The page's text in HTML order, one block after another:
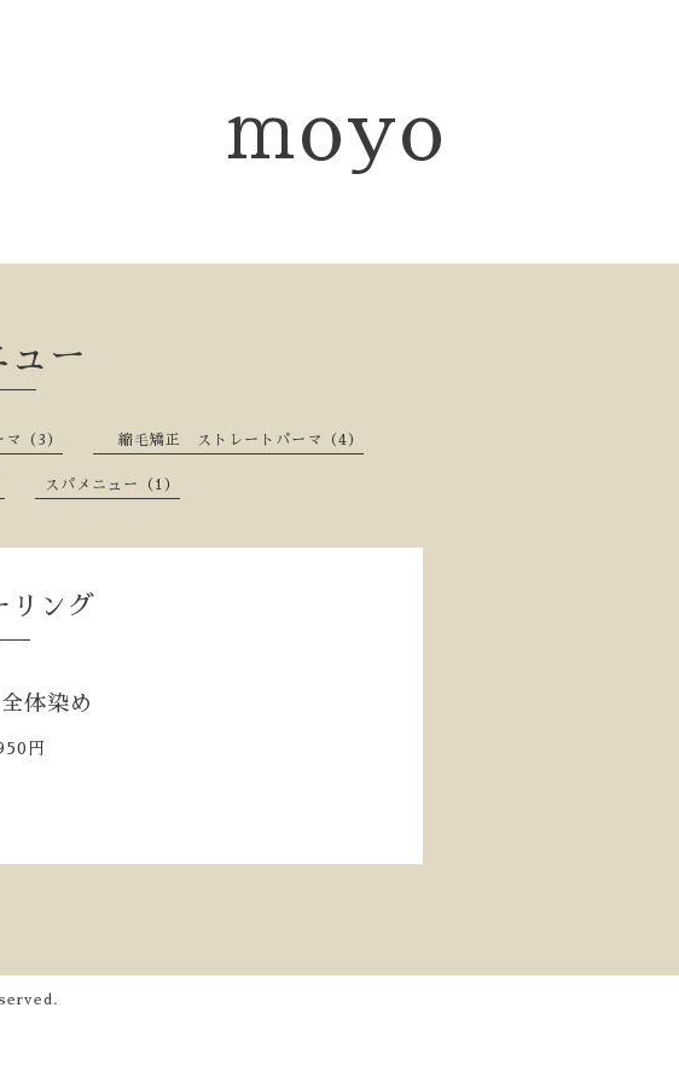
moyo
ュー
マ（3） 縮毛矯正 ストレートパーマ（4）
スパメニュー（1）
リング
体染め
円